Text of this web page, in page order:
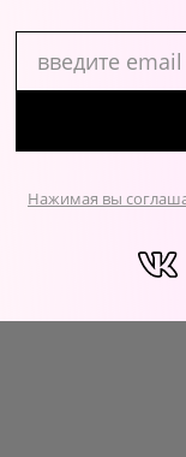
Нажимая вы